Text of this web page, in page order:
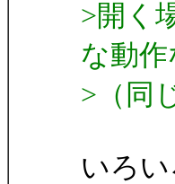
>開く
な動
>（同
いろ